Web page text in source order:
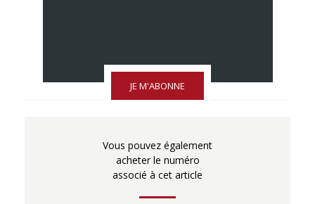
JE M'ABONNE
Vous pouvez également
acheter le numéro
associé à cet article